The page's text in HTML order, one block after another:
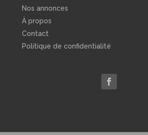
Nos annonces
À propos
Contact
Politique de confidentialité